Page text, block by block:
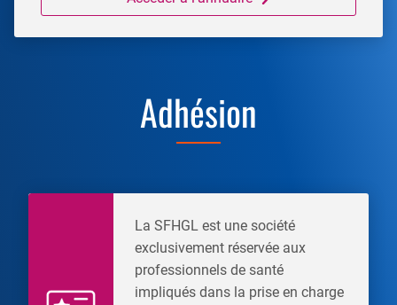
Adhésion
La SFHGL est une société
exclusivement réservée aux
professionnels de santé
impliqués dans la prise en charge